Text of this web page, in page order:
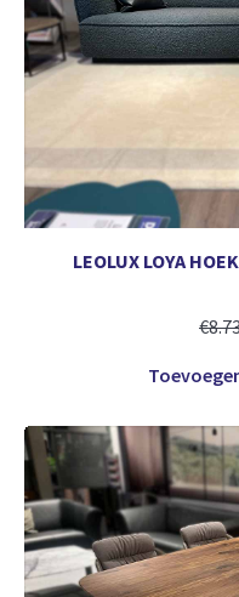
LEOLUX LOYA
€